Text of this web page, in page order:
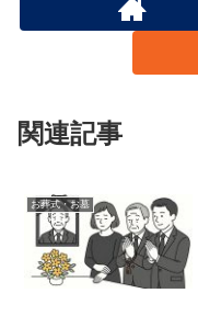
関連記事
お葬式・お墓